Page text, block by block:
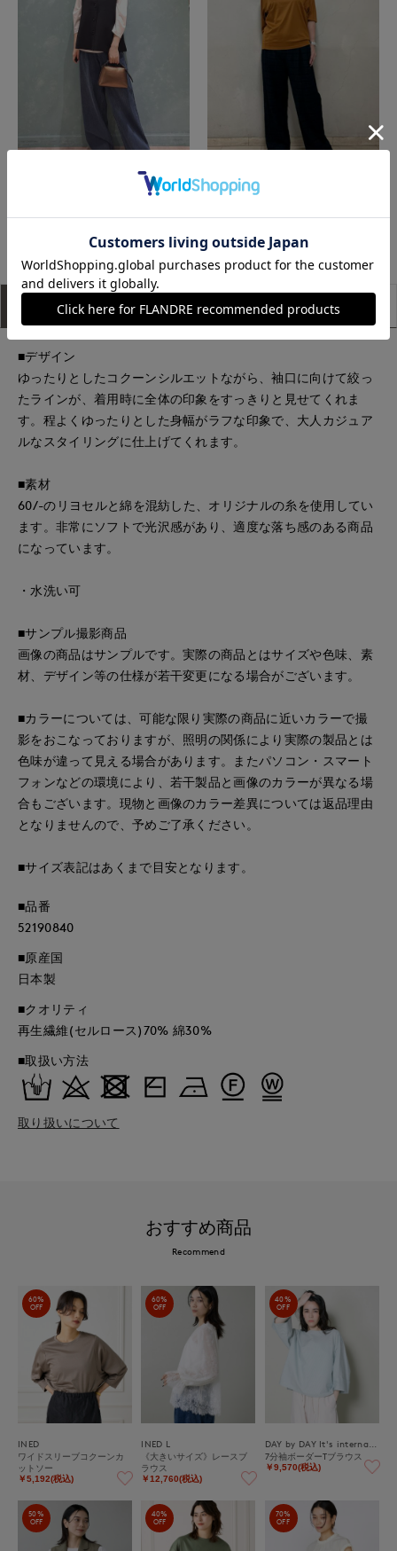
たまプラーザ東急I.T.'S.international
アイテム説明 サイズ詳細 購入レビュー
■デザイン
ゆったりとしたコクーンシルエットながら、袖口に向けて絞っ
たラインが、着用時に全体の印象をすっきりと見せてくれま
す。程よくゆったりとした身幅がラフな印象で、大人カジュア
ルなスタイリングに仕上げてくれます。
■素材
60/-のリヨセルと綿を混紡した、オリジナルの糸を使用してい
ます。非常にソフトで光沢感があり、適度な落ち感のある商品
になっています。
・水洗い可
■サンプル撮影商品
画像の商品はサンプルです。実際の商品とはサイズや色味、素
材、デザイン等の仕様が若干変更になる場合がございます。
■カラーについては、可能な限り実際の商品に近いカラーで撮
影をおこなっておりますが、照明の関係により実際の製品とは
色味が違って見える場合があります。またパソコン・スマート
フォンなどの環境により、若干製品と画像のカラーが異なる場
合もございます。現物と画像のカラー差異については返品理由
となりませんので、予めご了承ください。
■サイズ表記はあくまで目安となります。
■品番
52190840
■原産国
日本製
■クオリティ
再生繊維(セルロース)70% 綿30%
■取扱い方法
取り扱いについて
おすすめ商品
Recommend
60%
OFF
INED
ワイドスリーブコクーンカ
ットソー
￥5,192(税込)
60%
OFF
INED L
《大きいサイズ》レースブ
ラウス
￥12,760(税込)
40%
OFF
7分袖ボーダーTブラウス
￥9,570(税込)
50%
OFF
40%
OFF
70%
OFF